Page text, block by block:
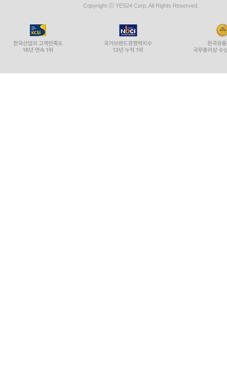
Copyright ⓒ YES24 Corp. All Rights Reserved.